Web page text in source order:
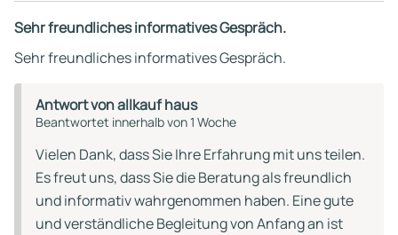
Sehr freundliches informatives Gespräch.
Sehr freundliches informatives Gespräch.
Antwort von allkauf haus
Beantwortet innerhalb von 1 Woche
Vielen Dank, dass Sie Ihre Erfahrung mit uns teilen.
Es freut uns, dass Sie die Beratung als freundlich
und informativ wahrgenommen haben. Eine gute
und verständliche Begleitung von Anfang an ist